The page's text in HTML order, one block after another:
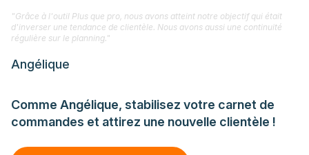
Comme Angélique, stabilisez votre carnet de
commandes et attirez une nouvelle clientèle !
"Grâce à l'outil Plus que pro, nous avons atteint notre objectif qui était
d'inverser une tendance de clientèle. Nous avons aussi une continuité
régulière sur le planning."
Angélique